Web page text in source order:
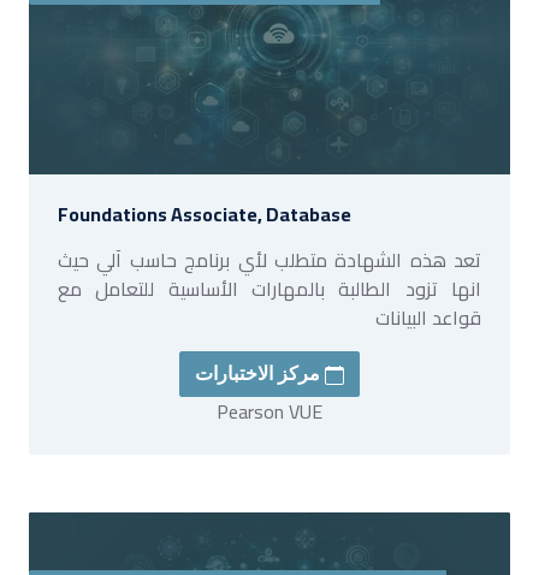
Foundations Associate, Database
تعد هذه الشهادة متطلب لأي برنامج حاسب آلي حيث
انها تزود الطالبة بالمهارات الأساسية للتعامل مع
قواعد البيانات
مركز الاختبارات
Pearson VUE